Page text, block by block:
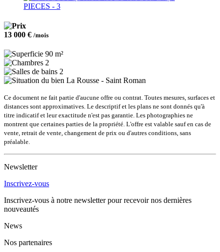
13 000 € /mois
90 m²
2
2
La Rousse - Saint Roman
Ce document ne fait partie d'aucune offre ou contrat. Toutes mesures, surfaces et
distances sont approximatives. Le descriptif et les plans ne sont donnés qu'à
titre indicatif et leur exactitude n'est pas garantie. Les photographies ne
montrent que certaines parties de la propriété. L'offre est valable sauf en cas de
vente, retrait de vente, changement de prix ou d'autres conditions, sans
préalable.
Newsletter
Inscrivez-vous
Inscrivez-vous à notre newsletter pour recevoir nos dernières
nouveautés
News
Nos partenaires